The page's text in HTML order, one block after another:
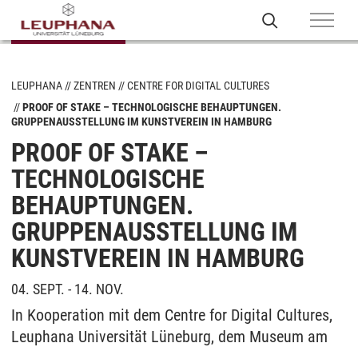
LEUPHANA ZENTREN
CENTRE FOR DIGITAL CULTURES
PROOF OF STAKE – TECHNOLOGISCHE BEHAUPTUNGEN.
GRUPPENAUSSTELLUNG IM KUNSTVEREIN IN HAMBURG
PROOF OF STAKE –
TECHNOLOGISCHE
BEHAUPTUNGEN.
GRUPPENAUSSTELLUNG IM
KUNSTVEREIN IN HAMBURG
04. SEPT. - 14. NOV.
In Kooperation mit dem Centre for Digital Cultures,
Leuphana Universität Lüneburg, dem Museum am